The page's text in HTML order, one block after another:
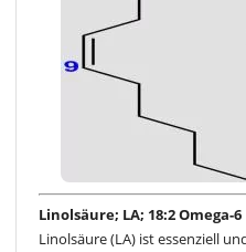
Linolsäure; LA; 18:2 Omega-6
Linolsäure (LA) ist essenziell